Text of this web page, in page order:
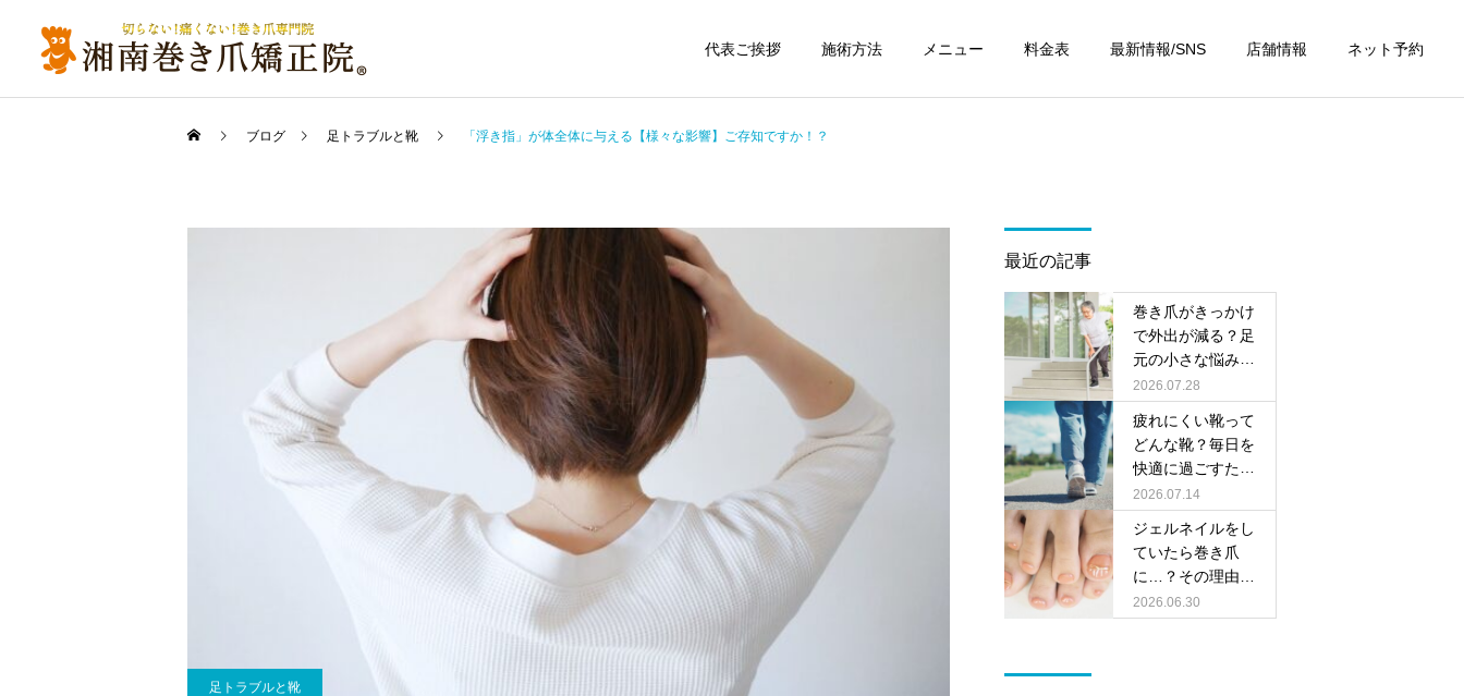
代表ご挨拶 施術方法 メニュー 料金表 最新情報/SNS 店舗情報 ネット予約
ブログ 足トラブルと靴 「浮き指」が体全体に与える【様々な影響】ご存知ですか！？
足トラブルと靴
最近の記事
巻き爪がきっかけ
で外出が減る？足
元の小さな悩みが
将来につながる理
由
2026.07.28
疲れにくい靴って
どんな靴？毎日を
快適に過ごすため
の靴選びのポイン
トをご紹介！
2026.07.14
ジェルネイルをし
ていたら巻き爪
に…？その理由と
足元ケアのポイン
ト
2026.06.30